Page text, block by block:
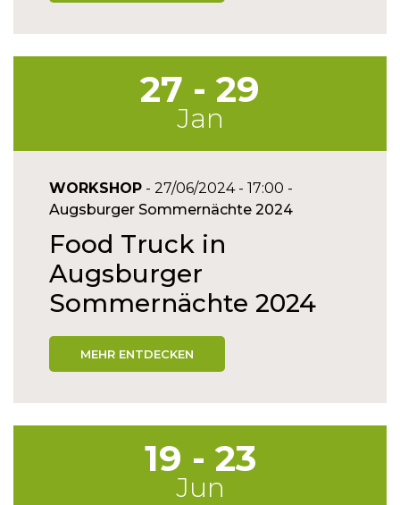
27 - 29
Jan
WORKSHOP - 27/06/2024 - 17:00 -
Augsburger Sommernächte 2024
Food Truck in
Augsburger
Sommernächte 2024
MEHR ENTDECKEN
19 - 23
Jun